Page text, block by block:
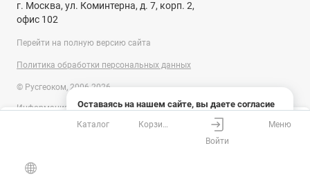
Оставаясь на нашем сайте, вы даете согласие
на использование файлов cookies и сбор данных
системами веб-аналитики
г. Москва, ул. Коминтерна, д. 7, корп. 2,
офис 102
Перейти на полную версию сайта
Политика обработки персональных данных
© Русгеоком, 2006-2026
Информация на сайте носит справочный характер и не является
публичной офертой, определяемой положениями Статьи 437
Гражданского кодекса Российской Федерации. Технические
изменены производителем без предварительного уведомления.
Уточняйте информацию у наших менеджеров.
Каталог
Корзина
Войти
Меню